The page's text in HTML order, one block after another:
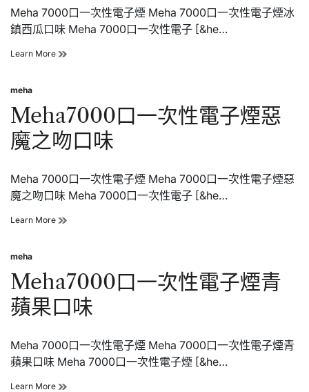
綠
茶
口
Meha 7000口一次性電子煙 Meha 7000口一次性電子煙冰
鎮西瓜口味 Meha 7000口一次性電子 [&he…
Learn More Meha7000
電
煙
冰
西
瓜
口
Posted
in
meha
Meha7000口一次性電子煙惡
魔之吻口味
Meha 7000口一次性電子煙 Meha 7000口一次性電子煙惡
魔之吻口味 Meha 7000口一次性電子 [&he…
Learn More Meha7000
電
之
吻
口
Posted
in
meha
Meha7000口一次性電子煙青
蘋果口味
Meha 7000口一次性電子煙 Meha 7000口一次性電子煙青
蘋果口味 Meha 7000口一次性電子煙 [&he…
Learn More Meha7000